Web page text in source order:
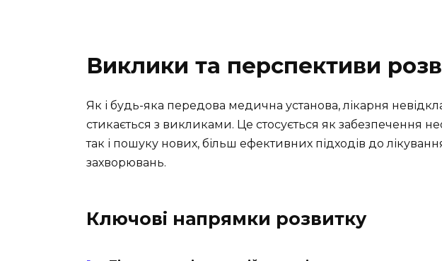
Виклики та перспективи
Як і будь-яка передова медична установа, лікарня
стикається з викликами. Це стосується як забезпечення
так і пошуку нових, більш ефективних підходів до
захворювань.
Ключові напрямки розвитку